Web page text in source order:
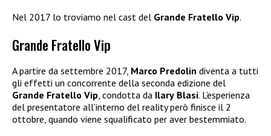
Nel 2017 lo troviamo nel cast del Grande Fratello Vip.
Grande Fratello Vip
A partire da settembre 2017, Marco Predolin diventa a tutti
gli effetti un concorrente della seconda edizione del
Grande Fratello Vip , condotta da Ilary Blasi. L’esperienza
del presentatore all’interno del reality però finisce il 2
ottobre, quando viene squalificato per aver bestemmiato.